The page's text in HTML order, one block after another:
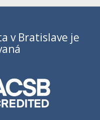
v Bratislave je